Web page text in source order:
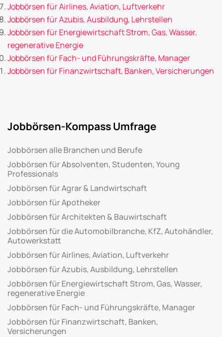
Jobbörsen für Airlines, Aviation, Luftverkehr
Jobbörsen für Azubis, Ausbildung, Lehrstellen
Jobbörsen für Energiewirtschaft Strom, Gas, Wasser,
regenerative Energie
Jobbörsen für Fach- und Führungskräfte, Manager
Jobbörsen für Finanzwirtschaft, Banken, Versicherungen
Jobbörsen-Kompass Umfrage
Jobbörsen alle Branchen und Berufe
Jobbörsen für Absolventen, Studenten, Young
Professionals
Jobbörsen für Agrar & Landwirtschaft
Jobbörsen für Apotheker
Jobbörsen für Architekten & Bauwirtschaft
Jobbörsen für die Automobilbranche, KfZ, Autohändler,
Autowerkstatt
Jobbörsen für Airlines, Aviation, Luftverkehr
Jobbörsen für Azubis, Ausbildung, Lehrstellen
Jobbörsen für Energiewirtschaft Strom, Gas, Wasser,
regenerative Energie
Jobbörsen für Fach- und Führungskräfte, Manager
Jobbörsen für Finanzwirtschaft, Banken,
Versicherungen